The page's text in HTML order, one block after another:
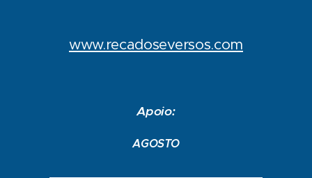
www.recadoseversos.com
Apoio:
AGOSTO